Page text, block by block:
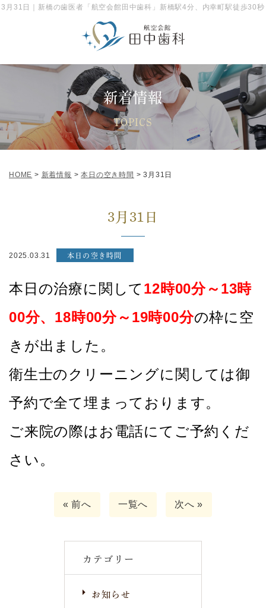
3月31日｜新橋の歯医者「航空会館田中歯科」新橋駅4分、内幸町駅徒歩30秒
新着情報
TOPICS
HOME > 新着情報 >本日の空き時間 >3月31日
3月31日
2025.03.31 本日の空き時間
本日の治療に関して 12時00分～13時
00分、18時00分～19時00分の枠に空
きが出ました。
衛生士のクリーニングに関しては御
予約で全て埋まっております。
ご来院の際はお電話にてご予約くだ
さい。
« 前へ 一覧へ 次へ »
カテゴリー
お知らせ